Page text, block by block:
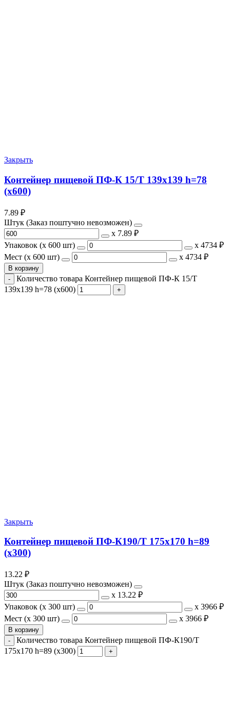
Закрыть
Контейнер пищевой ПФ-К 15/Т 139х139 h=78
(х600)
7.89 ₽
Штук (Заказ поштучно невозможен)
х 7.89 ₽
Упаковок (x 600 шт)
х 4734 ₽
Мест (x 600 шт)
х 4734 ₽
В корзину
Количество товара Контейнер пищевой ПФ-К 15/Т
139х139 h=78 (х600)
Закрыть
Контейнер пищевой ПФ-К190/Т 175х170 h=89
(х300)
13.22 ₽
Штук (Заказ поштучно невозможен)
х 13.22 ₽
Упаковок (x 300 шт)
х 3966 ₽
Мест (x 300 шт)
х 3966 ₽
В корзину
Количество товара Контейнер пищевой ПФ-К190/Т
175х170 h=89 (х300)